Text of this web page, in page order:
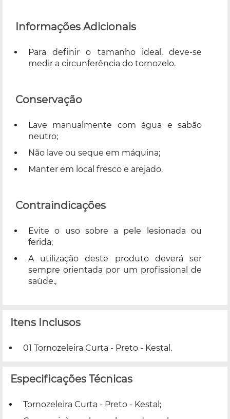
Informações Adicionais
Para definir o tamanho ideal, deve-se
medir a circunferência do tornozelo.
Conservação
Lave manualmente com água e sabão
neutro;
Não lave ou seque em máquina;
Manter em local fresco e arejado.
Contraindicações
Evite o uso sobre a pele lesionada ou
ferida;
A utilização deste produto deverá ser
sempre orientada por um profissional de
saúde.,
Itens Inclusos
01 Tornozeleira Curta - Preto - Kestal.
Especificações Técnicas
Tornozeleira Curta - Preto - Kestal;